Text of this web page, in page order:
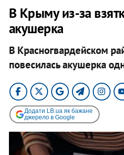
В Крыму из-за
акушерка
В Красногвардейском
повесилась акушерка
Додати LB.ua як бажане
джерело в Google